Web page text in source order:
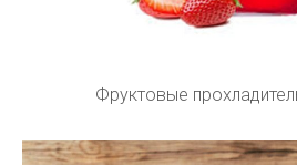
Фруктовые